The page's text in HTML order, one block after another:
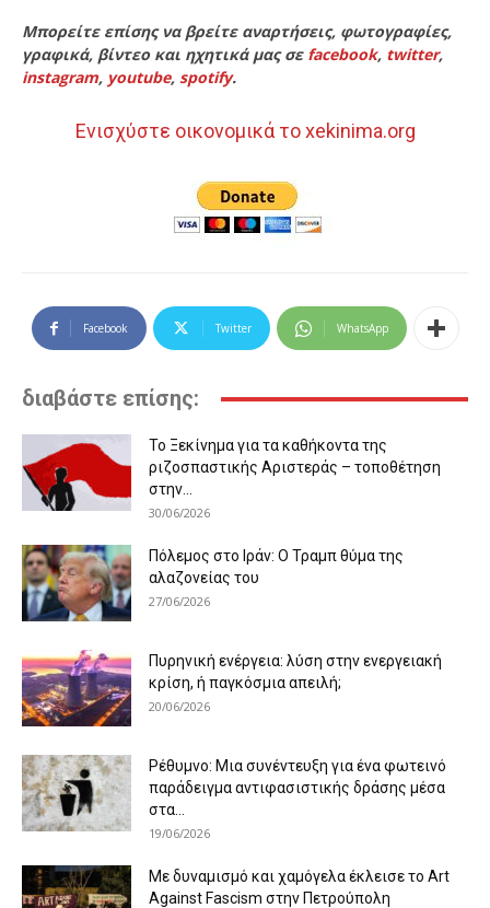
Μπορείτε επίσης να βρείτε αναρτήσεις, φωτογραφίες,
γραφικά, βίντεο και ηχητικά μας σε facebook, twitter,
instagram, youtube, spotify.
Ενισχύστε οικονομικά το xekinima.org
Facebook Twitter WhatsApp
διαβάστε επίσης:
Το Ξεκίνημα για τα καθήκοντα της
ριζοσπαστικής Αριστεράς – τοποθέτηση
στην...
30/06/2026
Πόλεμος στο Ιράν: Ο Τραμπ θύμα της
αλαζονείας του
27/06/2026
Πυρηνική ενέργεια: λύση στην ενεργειακή
κρίση, ή παγκόσμια απειλή;
20/06/2026
Ρέθυμνο: Μια συνέντευξη για ένα φωτεινό
παράδειγμα αντιφασιστικής δράσης μέσα
στα...
19/06/2026
Με δυναμισμό και χαμόγελα έκλεισε το Art
Against Fascism στην Πετρούπολη